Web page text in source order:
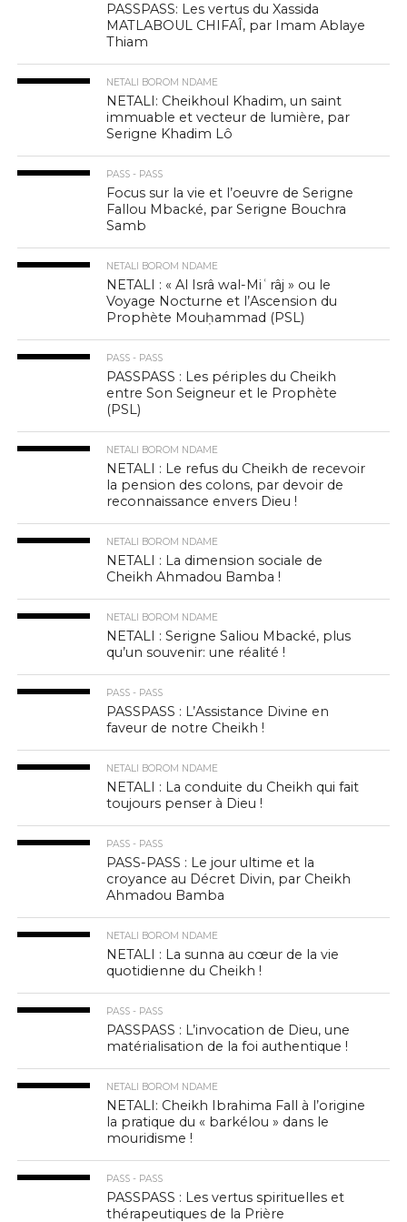
PASSPASS: Les vertus du Xassida
MATLABOUL CHIFAÎ, par Imam Ablaye
Thiam
NETALI BOROM NDAME
NETALI: Cheikhoul Khadim, un saint
immuable et vecteur de lumière, par
Serigne Khadim Lô
PASS - PASS
Focus sur la vie et l’oeuvre de Serigne
Fallou Mbacké, par Serigne Bouchra
Samb
NETALI BOROM NDAME
NETALI : « Al Isrâ wal-Miʿrâj » ou le
Voyage Nocturne et l’Ascension du
Prophète Mouḥammad (PSL)
PASS - PASS
PASSPASS : Les périples du Cheikh
entre Son Seigneur et le Prophète
(PSL)
NETALI BOROM NDAME
NETALI : Le refus du Cheikh de recevoir
la pension des colons, par devoir de
reconnaissance envers Dieu !
NETALI BOROM NDAME
NETALI : La dimension sociale de
Cheikh Ahmadou Bamba !
NETALI BOROM NDAME
NETALI : Serigne Saliou Mbacké, plus
qu’un souvenir: une réalité !
PASS - PASS
PASSPASS : L’Assistance Divine en
faveur de notre Cheikh !
NETALI BOROM NDAME
NETALI : La conduite du Cheikh qui fait
toujours penser à Dieu !
PASS - PASS
PASS-PASS : Le jour ultime et la
croyance au Décret Divin, par Cheikh
Ahmadou Bamba
NETALI BOROM NDAME
NETALI : La sunna au cœur de la vie
quotidienne du Cheikh !
PASS - PASS
PASSPASS : L’invocation de Dieu, une
matérialisation de la foi authentique !
NETALI BOROM NDAME
NETALI: Cheikh Ibrahima Fall à l’origine
la pratique du « barkélou » dans le
mouridisme !
PASS - PASS
PASSPASS : Les vertus spirituelles et
thérapeutiques de la Prière